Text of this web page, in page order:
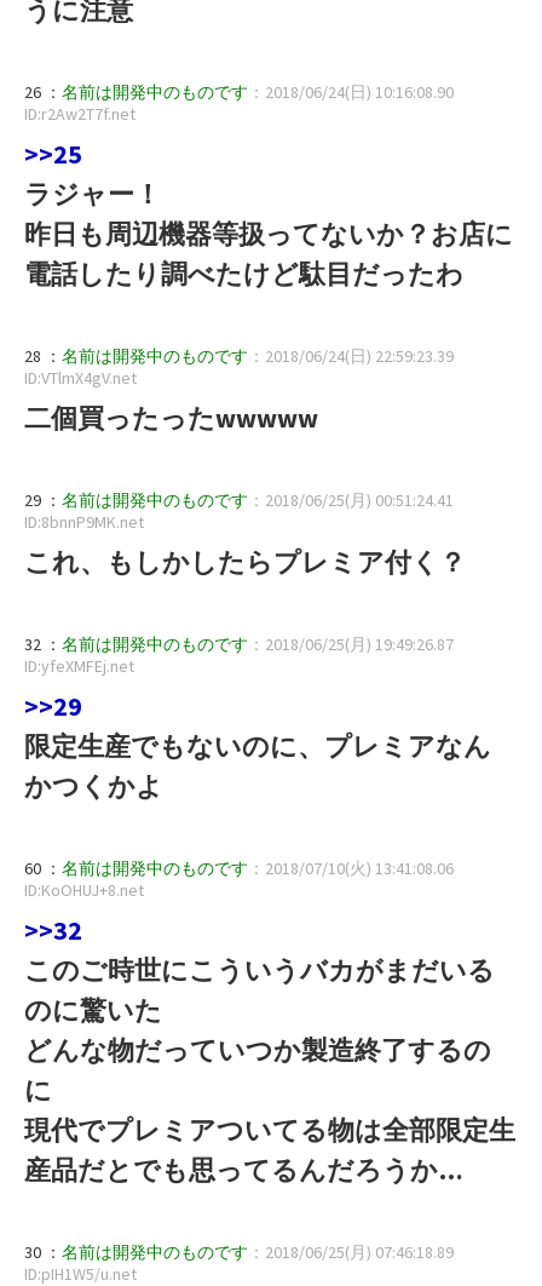
うに注意
26 ： 名前は開発中のものです ：2018/06/24(日) 10:16:08.90
ID:r2Aw2T7f.net
>>25
ラジャー！
昨日も周辺機器等扱ってないか？お店に
電話したり調べたけど駄目だったわ
28 ： 名前は開発中のものです ：2018/06/24(日) 22:59:23.39
ID:VTlmX4gV.net
二個買ったったwwwww
29 ： 名前は開発中のものです ：2018/06/25(月) 00:51:24.41
ID:8bnnP9MK.net
これ、もしかしたらプレミア付く？
32 ： 名前は開発中のものです ：2018/06/25(月) 19:49:26.87
ID:yfeXMFEj.net
>>29
限定生産でもないのに、プレミアなん
かつくかよ
60 ： 名前は開発中のものです ：2018/07/10(火) 13:41:08.06
ID:KoOHUJ+8.net
>>32
このご時世にこういうバカがまだいる
のに驚いた
どんな物だっていつか製造終了するの
に
現代でプレミアついてる物は全部限定生
産品だとでも思ってるんだろうか…
30 ： 名前は開発中のものです ：2018/06/25(月) 07:46:18.89
ID:pIH1W5/u.net